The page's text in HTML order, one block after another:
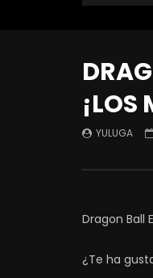
¡LOS
YULUGA
Dragon Ball
¿Te ha